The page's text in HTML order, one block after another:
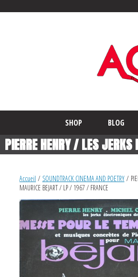
SHOP BLOG
PIERRE HENRY / LES JERKS
Accueil / SOUNDTRACK CINEMA AND POETRY /
MAURICE BEJART / LP / 1967 / FRANCE